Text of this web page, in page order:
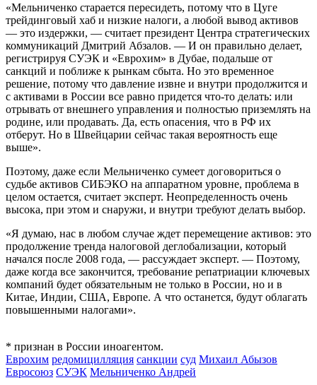
«Мельниченко старается пересидеть, потому что в Цуге
трейдинговый хаб и низкие налоги, а любой вывод активов
— это издержки, — считает президент Центра стратегических
коммуникаций Дмитрий Абзалов. — И он правильно делает,
регистрируя СУЭК и «Еврохим» в Дубае, подальше от
санкций и поближе к рынкам сбыта. Но это временное
решение, потому что давление извне и внутри продолжится и
с активами в России все равно придется что-то делать: или
отрывать от внешнего управления и полностью приземлять на
родине, или продавать. Да, есть опасения, что в РФ их
отберут. Но в Швейцарии сейчас такая вероятность еще
выше».
Поэтому, даже если Мельниченко сумеет договориться о
судьбе активов СИБЭКО на аппаратном уровне, проблема в
целом остается, считает эксперт. Неопределенность очень
высока, при этом и снаружи, и внутри требуют делать выбор.
«Я думаю, нас в любом случае ждет перемещение активов: это
продолжение тренда налоговой деглобализации, который
начался после 2008 года, — рассуждает эксперт. — Поэтому,
даже когда все закончится, требование репатриации ключевых
компаний будет обязательным не только в России, но и в
Китае, Индии, США, Европе. А что останется, будут облагать
повышенными налогами».
* признан в России иноагентом.
Еврохим редомицилляция санкции суд Михаил Абызов
Евросоюз СУЭК Мельниченко Андрей